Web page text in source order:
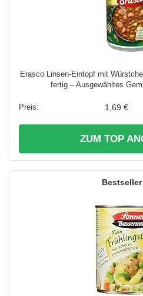
Erasco Linsen-Eintopf mit
fertig – Ausgewähltes
1,69 €
ZUM TOP